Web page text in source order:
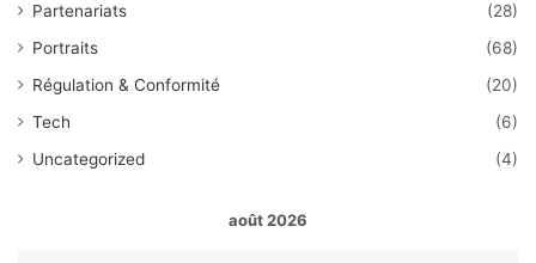
Partenariats
(28)
Portraits
(68)
Régulation & Conformité
(20)
Tech
(6)
Uncategorized
(4)
août 2026